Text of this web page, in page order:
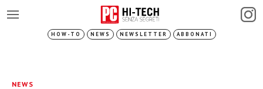
HOW-TO NEWS NEWSLETTER ABBONATI
NEWS